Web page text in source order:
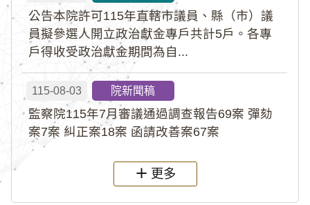
公告本院許可115年直轄市議員、縣（市）議
員擬參選人開立政治獻金專戶共計5戶。各專
戶得收受政治獻金期間為自...
115-08-03 院新聞稿
監察院115年7月審議通過調查報告69案 彈劾
案7案 糾正案18案 函請改善案67案
更多